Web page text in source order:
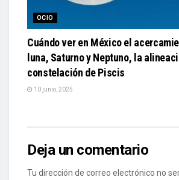
OCIO
Cuándo ver en México el
luna, Saturno y Neptuno, la
constelación de Piscis
10 junio, 2025
Deja un comentario
Tu dirección de correo electrónico no